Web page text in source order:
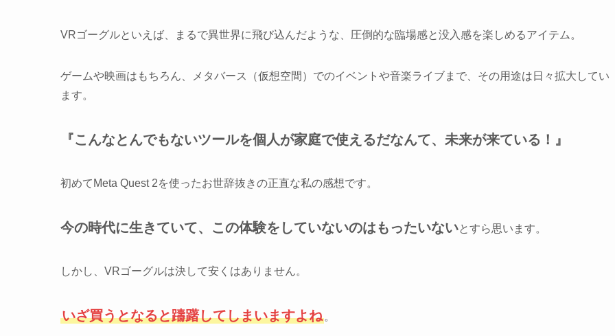
VRゴーグルといえば、まるで異世界に飛び込んだような、圧倒的な臨場感と没入感を楽しめるアイテム。
ゲームや映画はもちろん、メタバース（仮想空間）でのイベントや音楽ライブまで、その用途は日々拡大してい
ます。
『こんなとんでもないツールを個人が家庭で使えるだなんて、未来が来ている！』
初めてMeta Quest 2を使ったお世辞抜きの正直な私の感想です。
今の時代に生きていて、この体験をしていないのはもったいないとすら思います。
しかし、VRゴーグルは決して安くはありません。
いざ買うとなると躊躇してしまいますよね 。